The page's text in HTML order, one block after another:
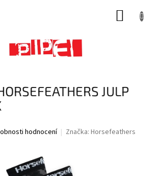
JULP
hodnocení Značka: Horsefeathers